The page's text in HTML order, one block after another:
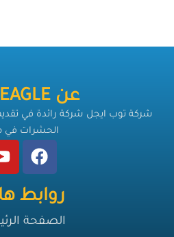
روابط
الصفحة
عن TOP EAGLE
شركة توب ايجل شركة رائدة في
الحشرات في